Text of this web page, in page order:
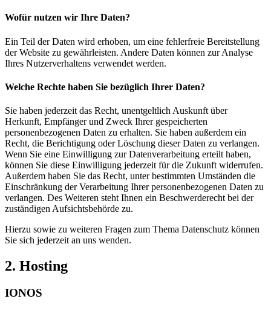
Wofür nutzen wir Ihre Daten?
Ein Teil der Daten wird erhoben, um eine fehlerfreie Bereitstellung
der Website zu gewährleisten. Andere Daten können zur Analyse
Ihres Nutzerverhaltens verwendet werden.
Welche Rechte haben Sie bezüglich Ihrer Daten?
Sie haben jederzeit das Recht, unentgeltlich Auskunft über
Herkunft, Empfänger und Zweck Ihrer gespeicherten
personenbezogenen Daten zu erhalten. Sie haben außerdem ein
Recht, die Berichtigung oder Löschung dieser Daten zu verlangen.
Wenn Sie eine Einwilligung zur Datenverarbeitung erteilt haben,
können Sie diese Einwilligung jederzeit für die Zukunft widerrufen.
Außerdem haben Sie das Recht, unter bestimmten Umständen die
Einschränkung der Verarbeitung Ihrer personenbezogenen Daten zu
verlangen. Des Weiteren steht Ihnen ein Beschwerderecht bei der
zuständigen Aufsichtsbehörde zu.
Hierzu sowie zu weiteren Fragen zum Thema Datenschutz können
Sie sich jederzeit an uns wenden.
2. Hosting
IONOS